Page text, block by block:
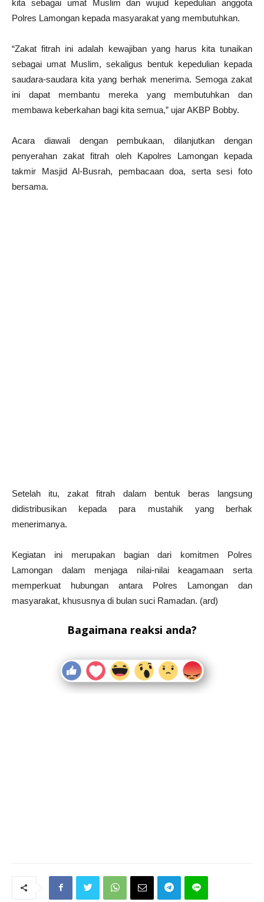
kita sebagai umat Muslim dan wujud kepedulian anggota
Polres Lamongan kepada masyarakat yang membutuhkan.
“Zakat fitrah ini adalah kewajiban yang harus kita tunaikan
sebagai umat Muslim, sekaligus bentuk kepedulian kepada
saudara-saudara kita yang berhak menerima. Semoga zakat
ini dapat membantu mereka yang membutuhkan dan
membawa keberkahan bagi kita semua,” ujar AKBP Bobby.
Acara diawali dengan pembukaan, dilanjutkan dengan
penyerahan zakat fitrah oleh Kapolres Lamongan kepada
takmir Masjid Al-Busrah, pembacaan doa, serta sesi foto
bersama.
Setelah itu, zakat fitrah dalam bentuk beras langsung
didistribusikan kepada para mustahik yang berhak
menerimanya.
Kegiatan ini merupakan bagian dari komitmen Polres
Lamongan dalam menjaga nilai-nilai keagamaan serta
memperkuat hubungan antara Polres Lamongan dan
masyarakat, khususnya di bulan suci Ramadan. (ard)
Bagaimana reaksi anda?